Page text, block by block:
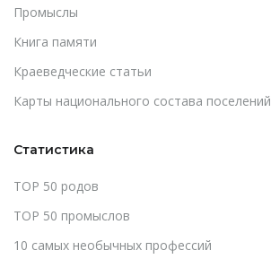
Промыслы
Книга памяти
Краеведческие статьи
Карты национального состава поселений
Статистика
TOP 50 родов
TOP 50 промыслов
10 самых необычных профессий